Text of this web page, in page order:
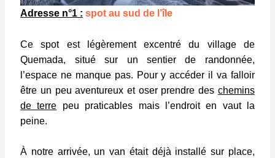
Adresse n°1 : spot au sud de l’île
Ce spot est légèrement excentré du village de
Quemada, situé sur un sentier de randonnée,
l’espace ne manque pas. Pour y accéder il va falloir
être un peu aventureux et oser prendre des chemins
de terre peu praticables mais l’endroit en vaut la
peine.
À notre arrivée, un van était déjà installé sur place,